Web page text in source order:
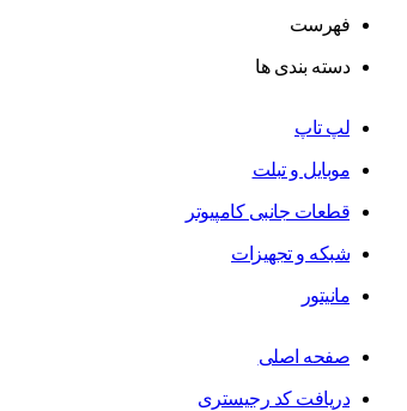
فهرست
دسته بندی ها
لپ تاپ
موبایل و تبلت
قطعات جانبی کامپیوتر
شبکه و تجهیزات
مانیتور
صفحه اصلی
دریافت کد رجیستری